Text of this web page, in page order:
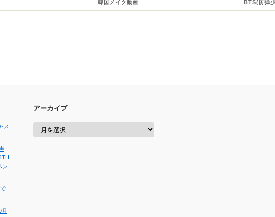
韓国メイク動画 BTS(防弾
ス
ン
月
アーカイブ
ア